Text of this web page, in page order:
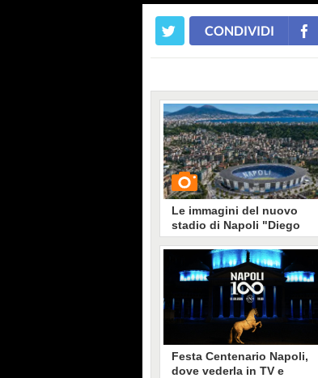
CONDIVIDI
Le immagini del nuovo
stadio di Napoli "Diego
Armando Maradona"
42023• diFanpage.it Napoli
Festa Centenario Napoli,
dove vederla in TV e